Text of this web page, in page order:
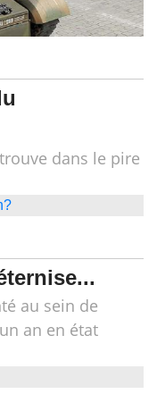
dans le pire
au sein de
an en état